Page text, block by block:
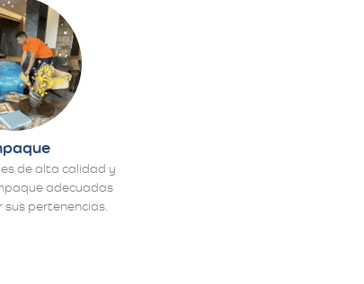
de alta calidad y
adecuadas
pertenencias.